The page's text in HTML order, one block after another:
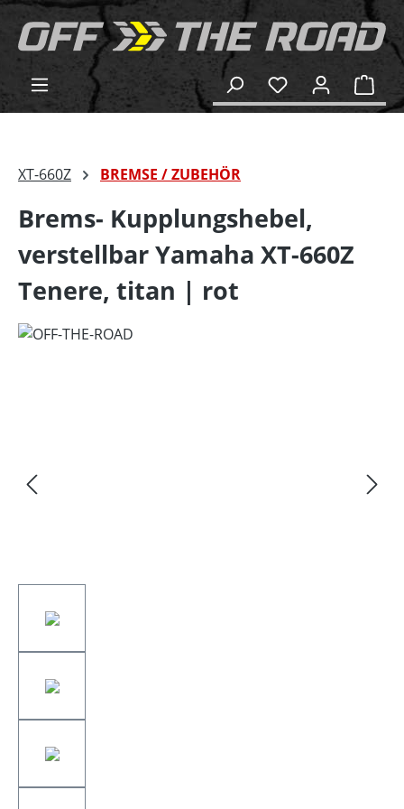
springen
XT-660Z BREMSE / ZUBEHÖR
Brems- Kupplungshebel,
verstellbar Yamaha XT-660Z
Tenere, titan | rot